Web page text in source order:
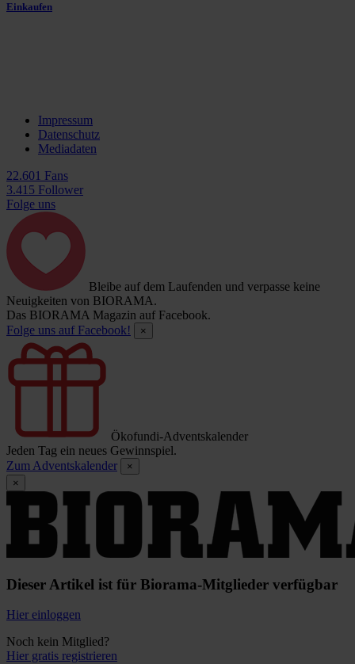
Einkaufen
Impressum
Datenschutz
Mediadaten
22.601 Fans
3.415 Follower
Folge uns
Bleibe auf dem Laufenden und verpasse keine
Neuigkeiten von BIORAMA.
Das BIORAMA Magazin auf Facebook.
Folge uns auf Facebook!
×
Ökofundi-Adventskalender
Jeden Tag ein neues Gewinnspiel.
Zum Adventskalender
×
×
Dieser Artikel ist für Biorama-Mitglieder verfügbar
Hier einloggen
Noch kein Mitglied?
Hier gratis registrieren